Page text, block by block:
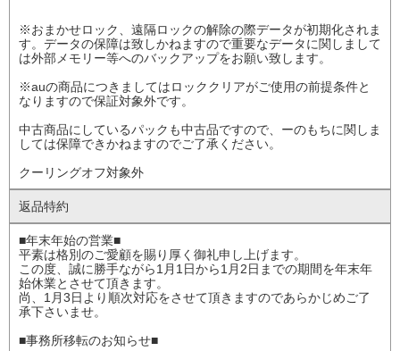
※おまかせロック、遠隔ロックの解除の際データが初期化されま
す。データの保障は致しかねますので重要なデータに関しまして
は外部メモリー等へのバックアップをお願い致します。
※auの商品につきましてはロッククリアがご使用の前提条件と
なりますので保証対象外です。
中古商品にしているパックも中古品ですので、ーのもちに関しま
しては保障できかねますのでご了承ください。
クーリングオフ対象外
返品特約
■年末年始の営業■
平素は格別のご愛顧を賜り厚く御礼申し上げます。
この度、誠に勝手ながら1月1日から1月2日までの期間を年末年
始休業とさせて頂きます。
尚、1月3日より順次対応をさせて頂きますのであらかじめご了
承下さいませ。
■事務所移転のお知らせ■